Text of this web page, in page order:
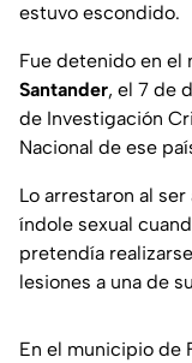
estuvo escondido.
Fue detenido en el
Santander, el 7 de
de Investigación
Nacional de ese
Lo arrestaron al
índole sexual
pretendía
lesiones a una de
En el municipio de